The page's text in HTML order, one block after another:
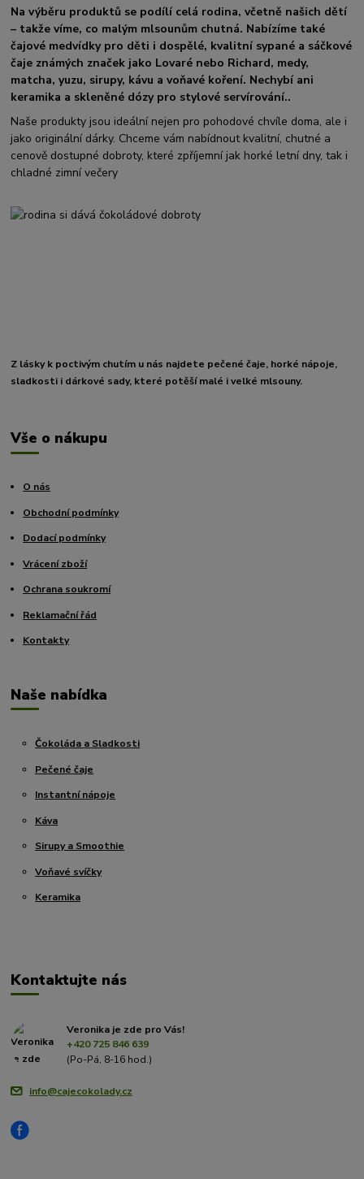
Na výběru produktů se podílí celá rodina, včetně našich dětí
– takže víme, co malým mlsounům chutná. Nabízíme také
čajové medvídky pro děti i dospělé, kvalitní sypané a sáčkové
čaje známých značek jako Lovaré nebo Richard, medy,
matcha, yuzu, sirupy, kávu a voňavé koření. Nechybí ani
keramika a skleněné dózy pro stylové servírování..
Naše produkty jsou ideální nejen pro pohodové chvíle doma, ale i
jako originální dárky. Chceme vám nabídnout kvalitní, chutné a
cenově dostupné dobroty, které zpříjemní jak horké letní dny, tak i
chladné zimní večery
Z lásky k poctivým chutím u nás najdete pečené čaje, horké nápoje,
sladkosti i dárkové sady, které potěší malé i velké mlsouny.
Vše o nákupu
O nás
Obchodní podmínky
Dodací podmínky
Vrácení zboží
Ochrana soukromí
Reklamační řád
Kontakty
Naše nabídka
Čokoláda a Sladkosti
Pečené čaje
Instantní nápoje
Káva
Sirupy a Smoothie
Voňavé svíčky
Keramika
Kontaktujte nás
Veronika je zde pro Vás!
+420 725 846 639
(Po-Pá, 8-16 hod.)
info@cajecokolady.cz